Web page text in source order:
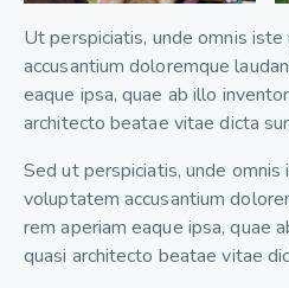
Ut perspiciatis, unde omnis
accusantium doloremque
eaque ipsa, quae ab illo
architecto beatae vitae dicta
Sed ut perspiciatis, unde
voluptatem accusantium
rem aperiam eaque ipsa, quae
quasi architecto beatae vitae